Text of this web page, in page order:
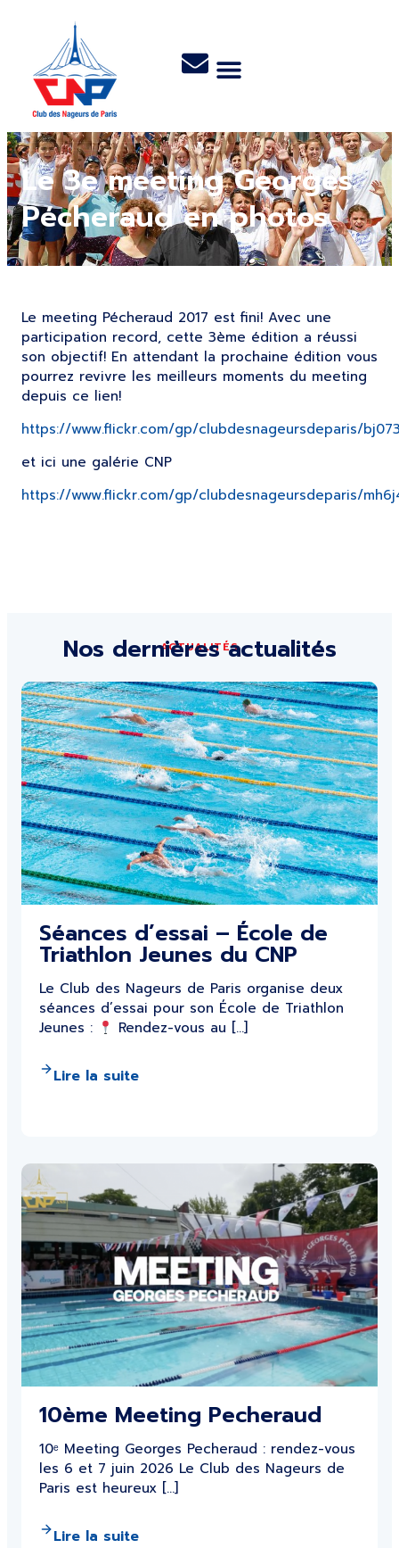
Le 3e meeting Georges
Pécheraud en photos
Le meeting Pécheraud 2017 est fini! Avec une
participation record, cette 3ème édition a réussi
son objectif! En attendant la prochaine édition vous
pourrez revivre les meilleurs moments du meeting
depuis ce lien!
https://www.flickr.com/gp/clubdesnageursdeparis/
et ici une galérie CNP
https://www.flickr.com/gp/clubdesnageursdeparis/
ACTUALITÉS
Nos dernières actualités
Séances d’essai – École de
Triathlon Jeunes du CNP
Le Club des Nageurs de Paris organise deux
séances d’essai pour son École de Triathlon
Jeunes :
Rendez-vous au […]
Lire la suite
10ème Meeting Pecheraud
10ᵉ Meeting Georges Pecheraud : rendez-vous
les 6 et 7 juin 2026 Le Club des Nageurs de
Paris est heureux […]
Lire la suite